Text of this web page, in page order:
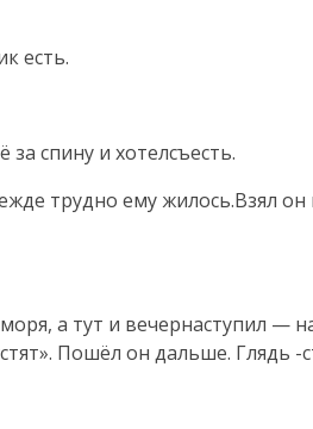
есть.
спину и хотелсъесть.
трудно ему жилось.Взял
а тут и вечернаступил —
Пошёл он дальше. Глядь -